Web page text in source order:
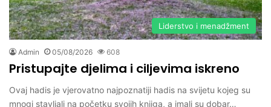
Liderstvo i menadžment
Admin 05/08/2026 608
Pristupajte djelima i ciljevima iskreno
Ovaj hadis je vjerovatno najpoznatiji hadis na svijetu kojeg su
mnogi stavljali na početku svojih knjiga, a imali su dobar…